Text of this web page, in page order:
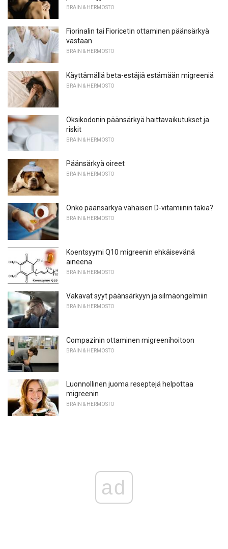
BRAIN & HERMOSTO
Fiorinalin tai Fioricetin ottaminen päänsärkyä
vastaan
BRAIN & HERMOSTO
Käyttämällä beta-estäjiä estämään migreeniä
BRAIN & HERMOSTO
Oksikodonin päänsärkyä haittavaikutukset ja
riskit
BRAIN & HERMOSTO
Päänsärkyä oireet
BRAIN & HERMOSTO
Onko päänsärkyä vähäisen D-vitamiinin takia?
BRAIN & HERMOSTO
Koentsyymi Q10 migreenin ehkäisevänä
aineena
BRAIN & HERMOSTO
Vakavat syyt päänsärkyyn ja silmäongelmiin
BRAIN & HERMOSTO
Compazinin ottaminen migreenihoitoon
BRAIN & HERMOSTO
Luonnollinen juoma reseptejä helpottaa
migreenin
BRAIN & HERMOSTO
ad